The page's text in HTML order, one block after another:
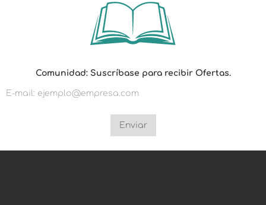
u
c
í
b
a
Comunidad: Suscríbase para recibir Ofertas.
Enviar